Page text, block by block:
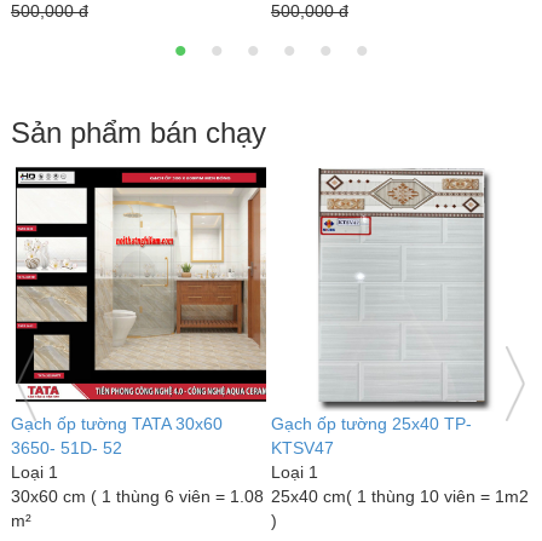
500,000 đ
500,000 đ
Sản phẩm bán chạy
Gạch ốp tường TATA 30x60
3650- 51D- 52
Loại 1
30x60 cm ( 1 thùng 6 viên = 1.08
m²
Gạch ốp tường 25x40 TP-
KTSV47
Loại 1
25x40 cm( 1 thùng 10 viên = 1m2
)